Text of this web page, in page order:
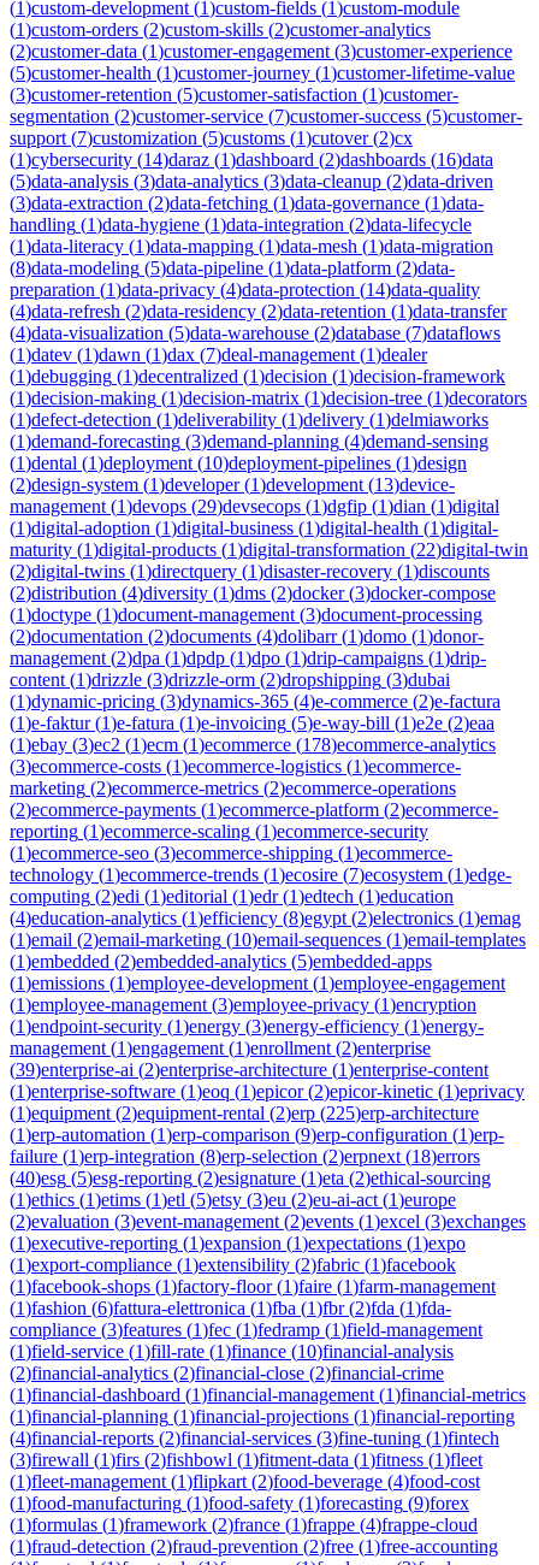
(1)custom-development (1)custom-fields (1)custom-module
(1)custom-orders (2)custom-skills (2)customer-analytics
(2)customer-data (1)customer-engagement (3)customer-experience
(5)customer-health (1)customer-journey (1)customer-lifetime-value
(3)customer-retention (5)customer-satisfaction (1)customer-
segmentation (2)customer-service (7)customer-success (5)customer-
support (7)customization (5)customs (1)cutover(2)cx
(1)cybersecurity (14)daraz (1)dashboard (2)dashboards (16)data
(5)data-analysis (3)data-analytics (3)data-cleanup (2)data-driven
(3)data-extraction (2)data-fetching (1)data-governance (1)data-
handling (1)data-hygiene (1)data-integration (2)data-lifecycle
(1)data-literacy (1)data-mapping (1)data-mesh (1)data-migration
(8)data-modeling (5)data-pipeline (1)data-platform (2)data-
preparation (1)data-privacy (4)data-protection (14)data-quality
(4)data-refresh (2)data-residency (2)data-retention (1)data-transfer
(4)data-visualization (5)data-warehouse (2)database (7)dataflows
(1)datev (1)dawn (1)dax (7)deal-management (1)dealer
(1)debugging (1)decentralized (1)decision (1)decision-framework
(1)decision-making (1)decision-matrix (1)decision-tree (1)decorators
(1)defect-detection (1)deliverability (1)delivery (1)delmiaworks
(1)demand-forecasting (3)demand-planning (4)demand-sensing
(1)dental (1)deployment (10)deployment-pipelines (1)design
(2)design-system (1)developer(1)development (13)device-
management (1)devops (29)devsecops (1)dgfip (1)dian (1)digital
(1)digital-adoption (1)digital-business (1)digital-health (1)digital-
maturity (1)digital-products (1)digital-transformation (22)digital-twin
(2)digital-twins (1)directquery (1)disaster-recovery (1)discounts
(2)distribution (4)diversity (1)dms (2)docker(3)docker-compose
(1)doctype (1)document-management (3)document-processing
(2)documentation (2)documents (4)dolibarr(1)domo (1)donor-
management (2)dpa (1)dpdp (1)dpo (1)drip-campaigns (1)drip-
content (1)drizzle (3)drizzle-orm (2)dropshipping (3)dubai
(1)dynamic-pricing (3)dynamics-365 (4)e-commerce (2)e-factura
(1)e-faktur(1)e-fatura (1)e-invoicing (5)e-way-bill (1)e2e (2)eaa
(1)ebay (3)ec2 (1)ecm (1)ecommerce (178)ecommerce-analytics
(3)ecommerce-costs (1)ecommerce-logistics (1)ecommerce-
marketing (2)ecommerce-metrics (2)ecommerce-operations
(2)ecommerce-payments (1)ecommerce-platform (2)ecommerce-
reporting (1)ecommerce-scaling (1)ecommerce-security
(1)ecommerce-seo (3)ecommerce-shipping (1)ecommerce-
technology (1)ecommerce-trends (1)ecosire (7)ecosystem (1)edge-
computing (2)edi (1)editorial (1)edr(1)edtech (1)education
(4)education-analytics (1)efficiency (8)egypt (2)electronics (1)emag
(1)email (2)email-marketing (10)email-sequences (1)email-templates
(1)embedded (2)embedded-analytics (5)embedded-apps
(1)emissions (1)employee-development (1)employee-engagement
(1)employee-management (3)employee-privacy (1)encryption
(1)endpoint-security (1)energy (3)energy-efficiency (1)energy-
management (1)engagement (1)enrollment (2)enterprise
(39)enterprise-ai (2)enterprise-architecture (1)enterprise-content
(1)enterprise-software (1)eoq (1)epicor(2)epicor-kinetic (1)eprivacy
(1)equipment (2)equipment-rental (2)erp (225)erp-architecture
(1)erp-automation (1)erp-comparison (9)erp-configuration (1)erp-
failure (1)erp-integration (8)erp-selection (2)erpnext (18)errors
(40)esg (5)esg-reporting (2)esignature (1)eta (2)ethical-sourcing
(1)ethics (1)etims (1)etl (5)etsy (3)eu (2)eu-ai-act (1)europe
(2)evaluation (3)event-management (2)events (1)excel (3)exchanges
(1)executive-reporting (1)expansion (1)expectations (1)expo
(1)export-compliance (1)extensibility (2)fabric (1)facebook
(1)facebook-shops (1)factory-floor(1)faire (1)farm-management
(1)fashion (6)fattura-elettronica (1)fba (1)fbr(2)fda (1)fda-
compliance (3)features (1)fec (1)fedramp (1)field-management
(1)field-service (1)fill-rate (1)finance (10)financial-analysis
(2)financial-analytics (2)financial-close (2)financial-crime
(1)financial-dashboard (1)financial-management (1)financial-metrics
(1)financial-planning (1)financial-projections (1)financial-reporting
(4)financial-reports (2)financial-services (3)fine-tuning (1)fintech
(3)firewall (1)firs (2)fishbowl (1)fitment-data (1)fitness (1)fleet
(1)fleet-management (1)flipkart (2)food-beverage (4)food-cost
(1)food-manufacturing (1)food-safety (1)forecasting (9)forex
(1)formulas (1)framework (2)france (1)frappe (4)frappe-cloud
(1)fraud-detection (2)fraud-prevention (2)free (1)free-accounting